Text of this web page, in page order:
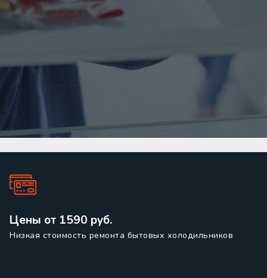
Цены от 1590 руб.
Низкая стоимость ремонта бытовых холодильников